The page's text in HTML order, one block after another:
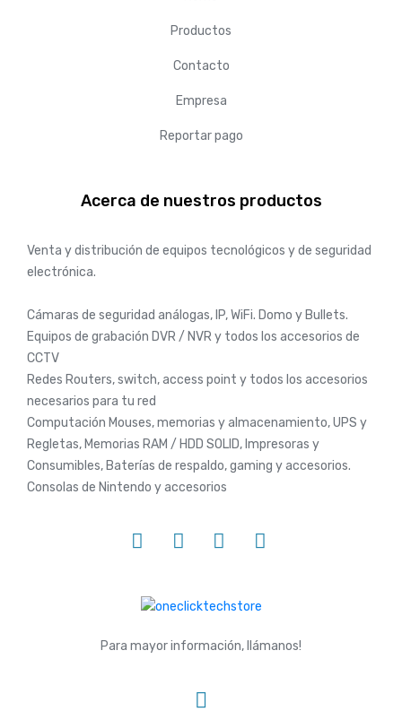
Productos
Contacto
Empresa
Reportar pago
Acerca de nuestros productos
Venta y distribución de equipos tecnológicos y de seguridad
electrónica.
Cámaras de seguridad análogas, IP, WiFi. Domo y Bullets.
Equipos de grabación DVR / NVR y todos los accesorios de
CCTV
Redes Routers, switch, access point y todos los accesorios
necesarios para tu red
Computación Mouses, memorias y almacenamiento, UPS y
Regletas, Memorias RAM / HDD SOLID, Impresoras y
Consumibles, Baterías de respaldo, gaming y accesorios.
Consolas de Nintendo y accesorios
Para mayor información, llámanos!